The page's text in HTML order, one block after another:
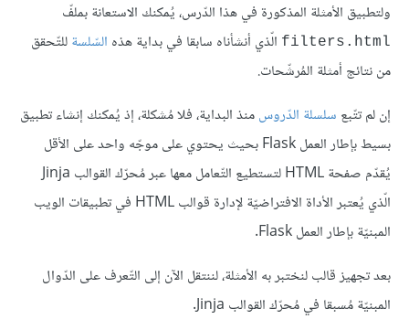
ولتطبيق الأمثلة المذكورة في هذا الدّرس، يُمكنك الاستعانة بملفّ
filters.html الّذي أنشأناه سابقا في بداية هذه السّلسةللتّحقق
من نتائج أمثلة المُرشّحات.
إن لم تتّبع سلسلة الدّروسمنذ البداية، فلا مُشكلة، إذ يُمكنك إنشاء تطبيق
بسيط بإطار العمل Flask بحيث يحتوي على موجّه واحد على الأقل
يُقدّم صفحة HTML لتستطيع التّعامل معها عبر مُحرّك القوالب Jinja
الّذي يُعتبر الأداة الافتراضيّة لإدارة قوالب HTML في تطبيقات الويب
المبنيّة بإطار العمل Flask.
بعد تجهيز قالب لنختبر به الأمثلة، لننتقل الآن إلى التّعرف على الدّوال
المبنيّة مُسبقا في مُحرّك القوالب Jinja.